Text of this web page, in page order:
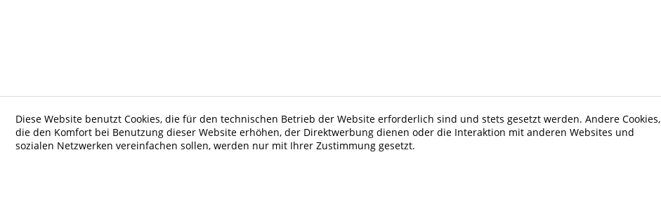
Diese Website benutzt Cookies, die für den technischen Betrieb der Website erforderlich sind und stets gesetzt werden. Andere Cookies,
die den Komfort bei Benutzung dieser Website erhöhen, der Direktwerbung dienen oder die Interaktion mit anderen Websites und
sozialen Netzwerken vereinfachen sollen, werden nur mit Ihrer Zustimmung gesetzt.